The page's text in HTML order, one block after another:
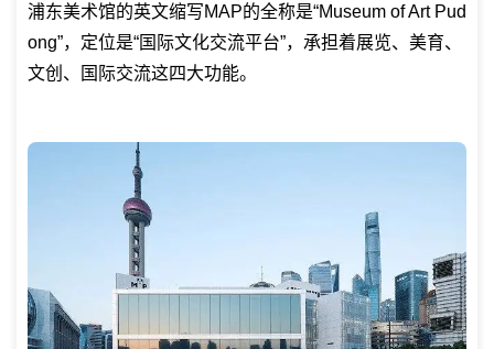
浦东美术馆的英文缩写MAP的全称是“Museum of Art Pud
ong”，定位是“国际文化交流平台”，承担着展览、美育、
文创、国际交流这四大功能。